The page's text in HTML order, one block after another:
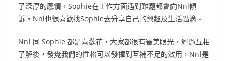
了深厚的感情，Sophie在工作方面遇到難題都會向Nnl傾
訴，Nnl也很喜歡找Sophie去分享自己的興趣及生活點滴。
Nnl 同 Sophie 都是喜歡花，大家都很有審美眼光，經過互相
了解後，發覺我們的性格可以發揮到互補不足的效用，Nnl是